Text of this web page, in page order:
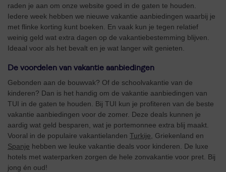
raden je aan om onze website goed in de gaten te houden.
Iedere week hebben we nieuwe vakantie aanbiedingen waarbij je
met flinke korting kunt boeken. En vaak kun je tegen relatief
weinig geld wat extra dagen op de vakantiebestemming blijven.
Ideaal voor als het bevalt en je wat langer wilt genieten.
De voordelen van vakantie aanbiedingen
Gebonden aan de bouwvak? Of de schoolvakantie van de
kinderen? Dan is het handig om de vakantie aanbiedingen van
TUI in de gaten te houden. Bij TUI kun je profiteren van de beste
vakantie aanbiedingen voor de zomer. Deze deals kunnen je
aardig wat geld besparen, wat je portemonnee extra blij maakt.
Vooral in de populaire vakantielanden Turkije , Griekenland en
Spanje hebben we leuke vakantie deals voor kinderen. De luxe
hotels met waterparken zorgen de hele zonvakantie voor pret. Bij
jong én oud!